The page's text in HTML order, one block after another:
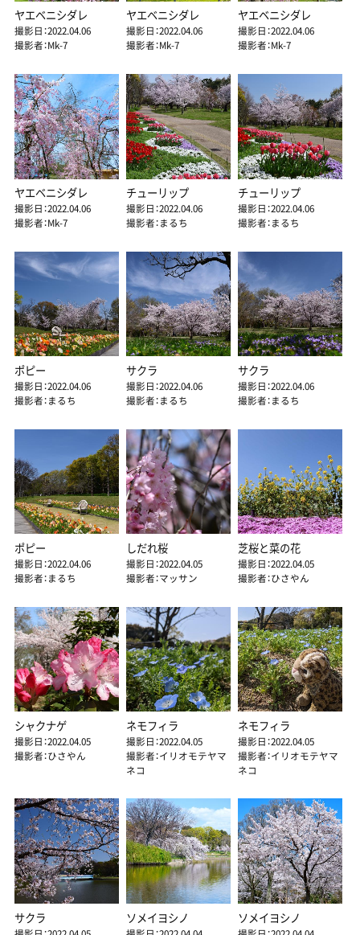
ヤエベニシダレ
撮影日：2022.04.06
撮影者：Mk-7
ヤエベニシダレ
撮影日：2022.04.06
撮影者：Mk-7
ヤエベニシダレ
撮影日：2022.04.06
撮影者：Mk-7
ヤエベニシダレ
撮影日：2022.04.06
撮影者：Mk-7
チューリップ
撮影日：2022.04.06
撮影者：まるち
チューリップ
撮影日：2022.04.06
撮影者：まるち
ポピー
撮影日：2022.04.06
撮影者：まるち
サクラ
撮影日：2022.04.06
撮影者：まるち
サクラ
撮影日：2022.04.06
撮影者：まるち
ポピー
撮影日：2022.04.06
撮影者：まるち
しだれ桜
撮影日：2022.04.05
撮影者：マッサン
芝桜と菜の花
撮影日：2022.04.05
撮影者：ひさやん
シャクナゲ
撮影日：2022.04.05
撮影者：ひさやん
ネモフィラ
撮影日：2022.04.05
撮影者：イリオモテヤマ
ネコ
ネモフィラ
撮影日：2022.04.05
撮影者：イリオモテヤマ
ネコ
サクラ ソメイヨシノ ソメイヨシノ